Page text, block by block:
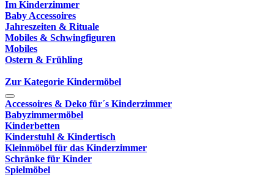
Im Kinderzimmer
Baby Accessoires
Jahreszeiten & Rituale
Mobiles & Schwingfiguren
Mobiles
Ostern & Frühling
Zur Kategorie Kindermöbel
Accessoires & Deko für´s Kinderzimmer
Babyzimmermöbel
Kinderbetten
Kinderstuhl & Kindertisch
Kleinmöbel für das Kinderzimmer
Schränke für Kinder
Spielmöbel